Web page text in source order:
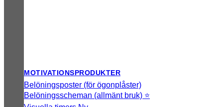
MOTIVATIONSPRODUKTER
Belöningsposter (för ögonplåster)
Belöningsscheman (allmänt bruk) ⭐